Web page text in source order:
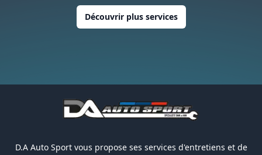
Découvrir plus services
D.A Auto Sport vous propose ses services d'entretiens et de